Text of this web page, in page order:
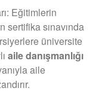
Eğitimlerin
sertifika sınavında
üniversite
aile danışmanlığı
aile